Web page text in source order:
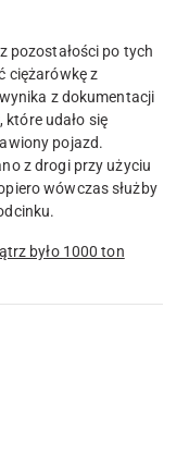
pozostałości po tych
ciężarówkę z
z dokumentacji
udało się
pojazd.
z drogi przy użyciu
wówczas służby
było 1000 ton